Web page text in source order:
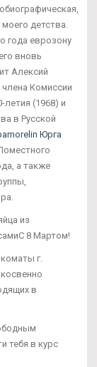
детства.
года еврозону
вновь
Алексий
Комиссии
(1968) и
в Русской
Юрга
а также
из
8 Мартом!
г.
в
тебя в курс